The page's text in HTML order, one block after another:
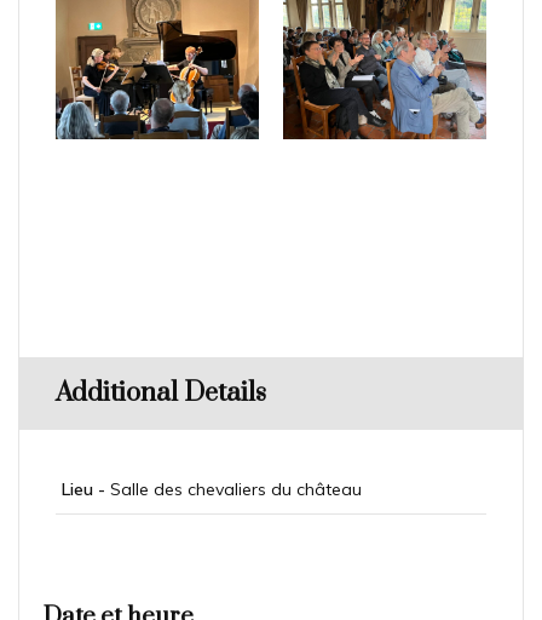
Additional Details
Lieu - Salle des chevaliers du château